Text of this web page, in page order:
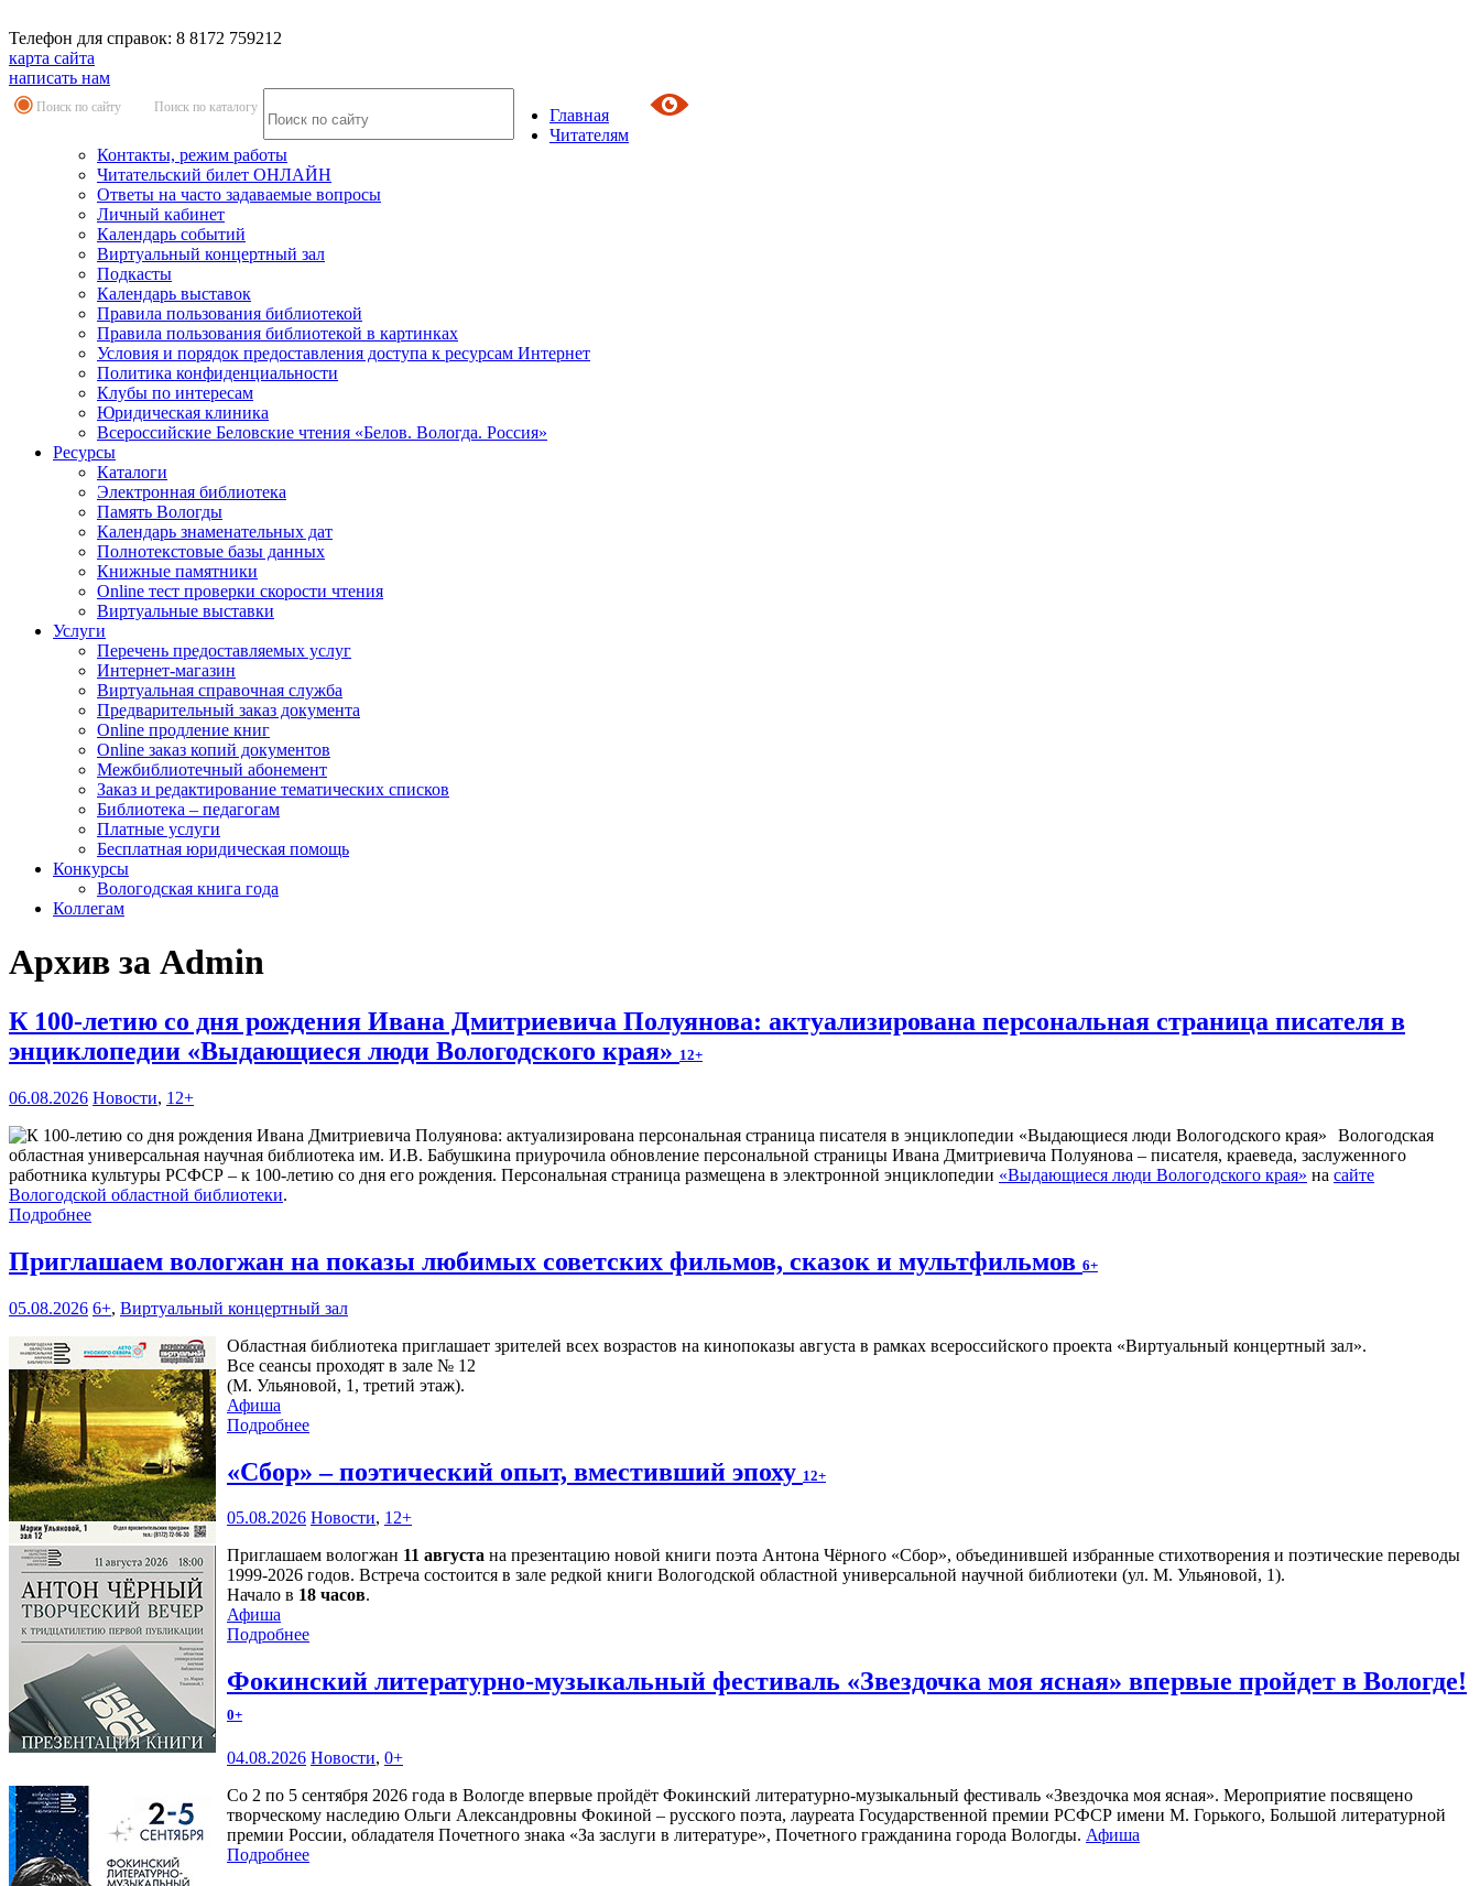
Телефон для справок: 8 8172 759212
карта сайта
написать нам
Поиск по сайту Поиск по каталогу
Главная
Читателям
Контакты, режим работы
Читательский билет ОНЛАЙН
Ответы на часто задаваемые вопросы
Личный кабинет
Календарь событий
Виртуальный концертный зал
Подкасты
Календарь выставок
Правила пользования библиотекой
Правила пользования библиотекой в картинках
Условия и порядок предоставления доступа к ресурсам Интернет
Политика конфиденциальности
Клубы по интересам
Юридическая клиника
Всероссийские Беловские чтения «Белов. Вологда. Россия»
Ресурсы
Каталоги
Электронная библиотека
Память Вологды
Календарь знаменательных дат
Полнотекстовые базы данных
Книжные памятники
Online тест проверки скорости чтения
Виртуальные выставки
Услуги
Перечень предоставляемых услуг
Интернет-магазин
Виртуальная справочная служба
Предварительный заказ документа
Online продление книг
Online заказ копий документов
Межбиблиотечный абонемент
Заказ и редактирование тематических списков
Библиотека – педагогам
Платные услуги
Бесплатная юридическая помощь
Конкурсы
Вологодская книга года
Коллегам
Архив за Admin
К 100-летию со дня рождения Ивана Дмитриевича Полуянова: актуализирована персональная страница писателя в
энциклопедии «Выдающиеся люди Вологодского края» 12+
06.08.2026 Новости, 12+
Вологодская
областная универсальная научная библиотека им. И.В. Бабушкина приурочила обновление персональной страницы Ивана Дмитриевича Полуянова – писателя, краеведа, заслуженного
работника культуры РСФСР – к 100‑летию со дня его рождения. Персональная страница размещена в электронной энциклопедии «Выдающиеся люди Вологодского края» на сайте
Вологодской областной библиотеки.
Подробнее
Приглашаем вологжан на показы любимых советских фильмов, сказок и мультфильмов 6+
05.08.2026 6+, Виртуальный концертный зал
Областная библиотека приглашает зрителей всех возрастов на кинопоказы августа в рамках всероссийского проекта «Виртуальный концертный зал».
Все сеансы проходят в зале № 12
(М. Ульяновой, 1, третий этаж).
Афиша
Подробнее
«Сбор» – поэтический опыт, вместивший эпоху 12+
05.08.2026 Новости, 12+
Приглашаем вологжан 11 августа на презентацию новой книги поэта Антона Чёрного «Сбор», объединившей избранные стихотворения и поэтические переводы
1999-2026 годов. Встреча состоится в зале редкой книги Вологодской областной универсальной научной библиотеки (ул. М. Ульяновой, 1).
Начало в 18 часов.
Афиша
Подробнее
Фокинский литературно-музыкальный фестиваль «Звездочка моя ясная» впервые пройдет в Вологде!
0+
04.08.2026 Новости, 0+
Со 2 по 5 сентября 2026 года в Вологде впервые пройдёт Фокинский литературно-музыкальный фестиваль «Звездочка моя ясная». Мероприятие посвящено
творческому наследию Ольги Александровны Фокиной – русского поэта, лауреата Государственной премии РСФСР имени М. Горького, Большой литературной
премии России, обладателя Почетного знака «За заслуги в литературе», Почетного гражданина города Вологды. Афиша
Подробнее